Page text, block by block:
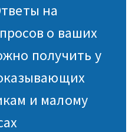
на
о ваших
получить у
и малому